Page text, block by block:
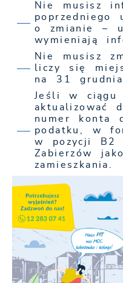
Nie musisz
poprzedniego
o zmianie –
wymieniają
Nie musisz
liczy się
na 31
Jeśli w ciągu
aktualizować
numer konta
podatku, w
w pozycji B2
Zabierzów
zamieszkania.